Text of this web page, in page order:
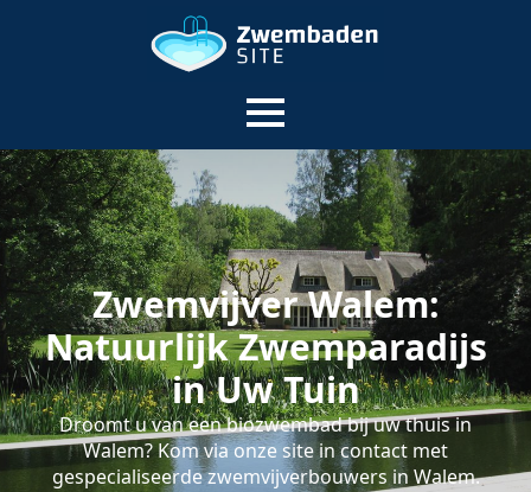
Zwemvijver Walem:
Natuurlijk Zwemparadijs
in Uw Tuin
Droomt u van een biozwembad bij uw thuis in
Walem? Kom via onze site in contact met
gespecialiseerde zwemvijverbouwers in Walem.